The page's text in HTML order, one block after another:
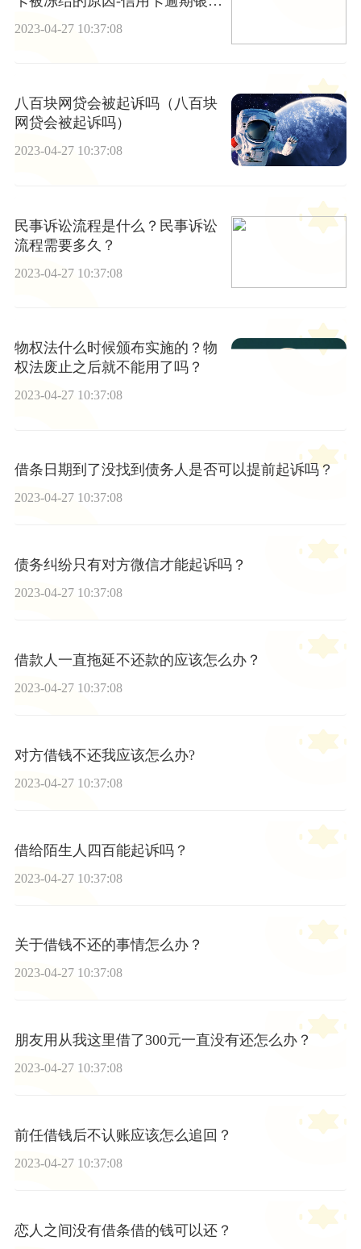
2023-04-27 10:37:08
八百块网贷会被起诉吗（八百块
网贷会被起诉吗）
2023-04-27 10:37:08
民事诉讼流程是什么？民事诉讼
流程需要多久？
2023-04-27 10:37:08
物权法什么时候颁布实施的？物
权法废止之后就不能用了吗？
2023-04-27 10:37:08
借条日期到了没找到债务人是否可以提前起诉吗？
2023-04-27 10:37:08
债务纠纷只有对方微信才能起诉吗？
2023-04-27 10:37:08
借款人一直拖延不还款的应该怎么办？
2023-04-27 10:37:08
对方借钱不还我应该怎么办?
2023-04-27 10:37:08
借给陌生人四百能起诉吗？
2023-04-27 10:37:08
关于借钱不还的事情怎么办？
2023-04-27 10:37:08
朋友用从我这里借了300元一直没有还怎么办？
2023-04-27 10:37:08
前任借钱后不认账应该怎么追回？
2023-04-27 10:37:08
恋人之间没有借条借的钱可以还？